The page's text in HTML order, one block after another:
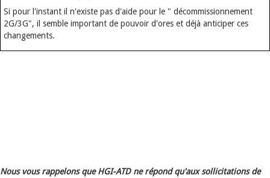
Si pour l'instant il n'existe pas d'aide pour le " décommissionnement
2G/3G", il semble important de pouvoir d'ores et déjà anticiper ces
changements.
Nous vous rappelons que HGI-ATD ne répond qu'aux sollicitations de